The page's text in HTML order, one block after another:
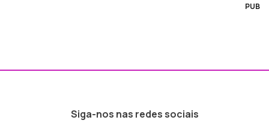
PUB
Siga-nos nas redes sociais